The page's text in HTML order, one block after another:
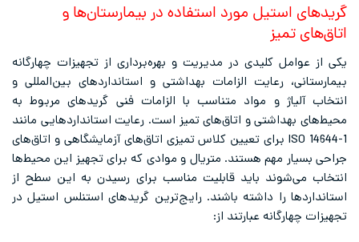
گریدهای استیل مورد استفاده در بیمارستان‌ها و
اتاق‌های تمیز
یکی از عوامل کلیدی در مدیریت و بهره‌برداری از تجهیزات چهارگانه
بیمارستانی، رعایت الزامات بهداشتی و استانداردهای بین‌المللی و
انتخاب آلیاژ و مواد متناسب با الزامات فنی گریدهای مربوط به
محیط‌های بهداشتی و اتاق‌های تمیز است. رعایت استانداردهایی مانند
ISO 14644-1 برای تعیین کلاس تمیزی اتاق‌های آزمایشگاهی و اتاق‌های
جراحی بسیار مهم هستند. متریال و موادی که برای تجهیز این محیط‌ها
انتخاب می‌شوند باید قابلیت مناسب برای رسیدن به این سطح از
استانداردها را داشته باشند. رایج‌ترین گریدهای استنلس استیل در
تجهیزات چهارگانه عبارتند از: